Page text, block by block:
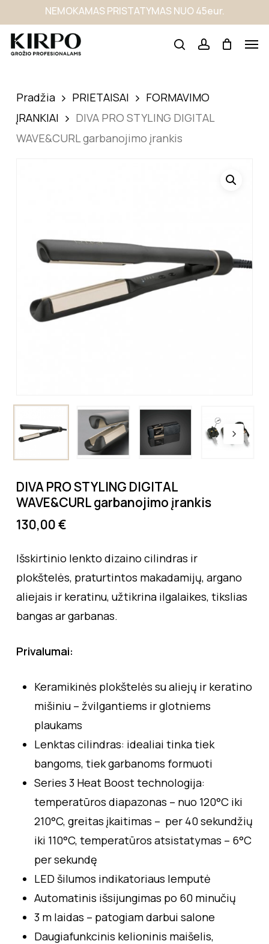
to
main
NEMOKAMAS PRISTATYMAS NUO 45eur.
Pradžia PRIETAISAI
FORMAVIMO
ĮRANKIAI
DIVA PRO STYLING DIGITAL
WAVE&CURL garbanojimo įrankis
DIVA PRO STYLING DIGITAL
WAVE&CURL garbanojimo įrankis
130,00€
Išskirtinio lenkto dizaino cilindras ir
plokštelės, praturtintos makadamijų, argano
aliejais ir keratinu, užtikrina ilgalaikes, tikslias
bangas ar garbanas.
Privalumai:
Keramikinės plokštelės su aliejų ir keratino
mišiniu – žvilgantiems ir glotniems
plaukams
Lenktas cilindras: idealiai tinka tiek
bangoms, tiek garbanoms formuoti
Series 3 Heat Boost technologija:
temperatūros diapazonas – nuo 120°C iki
210°C, greitas įkaitimas – per 40 sekundžių
iki 110°C, temperatūros atsistatymas – 6°C
per sekundę
LED šilumos indikatoriaus lemputė
Automatinis išsijungimas po 60 minučių
3 m laidas – patogiam darbui salone
Daugiafunkcinis kelioninis maišelis,